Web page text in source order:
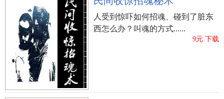
人受到惊吓如何招魂、碰到了脏东
西怎么办？叫魂的方式......
9元.下载